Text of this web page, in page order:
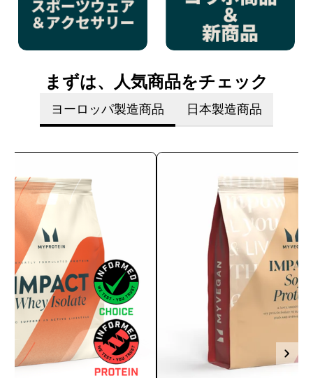
まずは、人気商品をチェック
ヨーロッパ製造商品 日本製造商品